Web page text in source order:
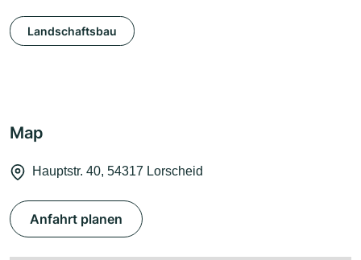
Landschaftsbau
Map
Hauptstr. 40, 54317 Lorscheid
Anfahrt planen